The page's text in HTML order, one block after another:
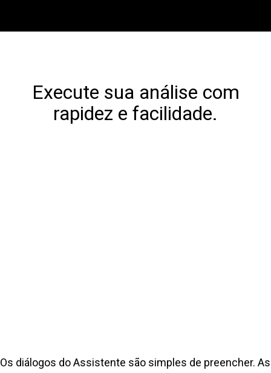
Execute sua análise com
rapidez e facilidade.
Os diálogos do Assistente são simples de preencher. As